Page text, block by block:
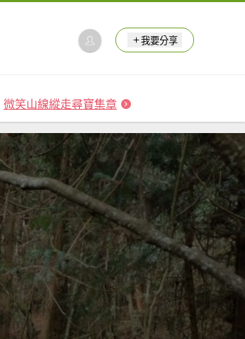
我要分享
微笑山線縱走尋寶集章